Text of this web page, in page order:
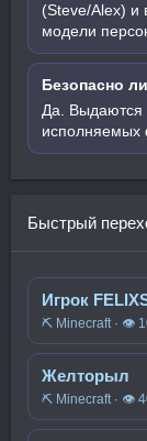
(Steve/Alex) и
модели
Безопасно
Да. Выдаются
исполняемых
Быстрый
Игрок
⛏️ Minecraft · 👁
Желторыл
⛏️ Minecraft · 👁